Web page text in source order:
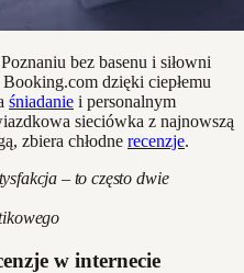
bez basenu i siłowni
dzięki ciepłemu
śniadanie i personalnym
sieciówka z najnowszą
zbiera chłodne recenzje.
– to często dwie
w internecie